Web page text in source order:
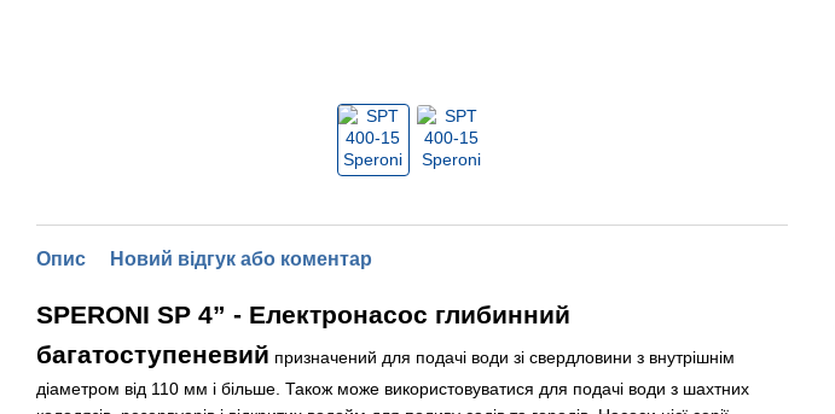
Опис Новий відгук або коментар
SPERONI SP 4” - Електронасос глибинний
багатоступеневий призначений для подачі води зі свердловини з внутрішнім
діаметром від 110 мм і більше. Також може використовуватися для подачі води з шахтних